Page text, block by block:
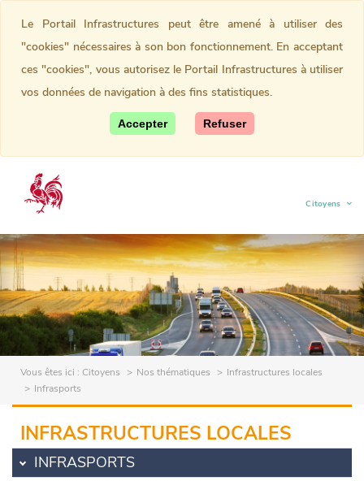
Citoyens
(current)
Vous êtes ici : Citoyens Nos thématiques
Infrastructures locales
Infrasports
INFRASTRUCTURES LOCALES
INFRASPORTS
Le Portail Infrastructures peut être amené à utiliser des
"cookies" nécessaires à son bon fonctionnement. En acceptant
ces "cookies", vous autorisez le Portail Infrastructures à utiliser
vos données de navigation à des fins statistiques.
Accepter Refuser